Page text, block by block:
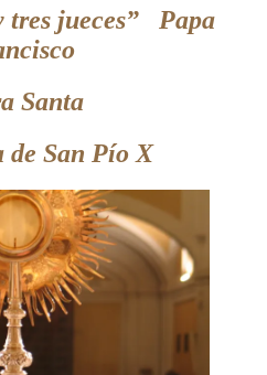
tres jueces” Papa
Santa
de San Pío X